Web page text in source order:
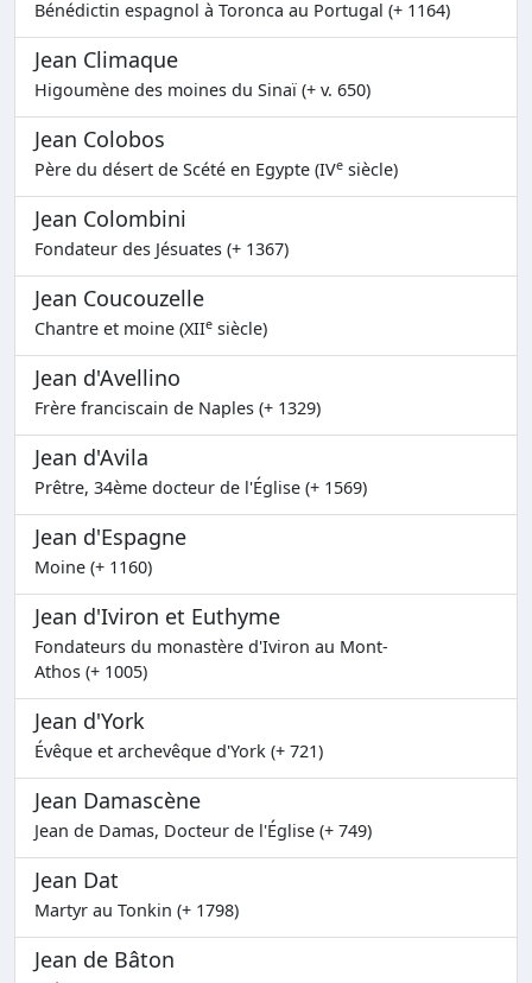
Bénédictin espagnol à Toronca au Portugal (+ 1164)
Jean Climaque
Higoumène des moines du Sinaï (+ v. 650)
Jean Colobos
Père du désert de Scété en Egypte (IVe siècle)
Jean Colombini
Fondateur des Jésuates (+ 1367)
Jean Coucouzelle
Chantre et moine (XIIe siècle)
Jean d'Avellino
Frère franciscain de Naples (+ 1329)
Jean d'Avila
Prêtre, 34ème docteur de l'Église (+ 1569)
Jean d'Espagne
Moine (+ 1160)
Jean d'Iviron et Euthyme
Fondateurs du monastère d'Iviron au Mont-
Athos (+ 1005)
Jean d'York
Évêque et archevêque d'York (+ 721)
Jean Damascène
Jean de Damas, Docteur de l'Église (+ 749)
Jean Dat
Martyr au Tonkin (+ 1798)
Jean de Bâton